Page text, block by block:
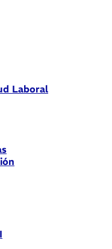
Laboral